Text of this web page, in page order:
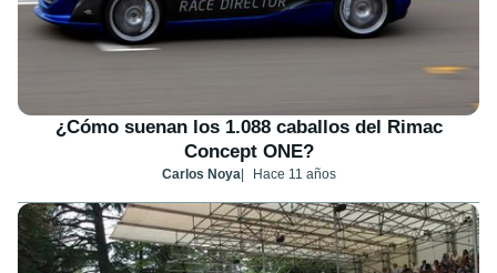
¿Cómo suenan los 1.088 caballos del Rimac
Concept ONE?
Carlos Noya Hace 11 años